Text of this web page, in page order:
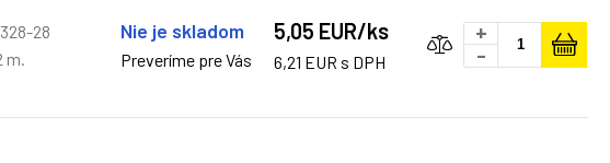
28
Nie je skladom
Preveríme pre Vás
5,05 EUR/ks
6,21 EUR s DPH
+
-